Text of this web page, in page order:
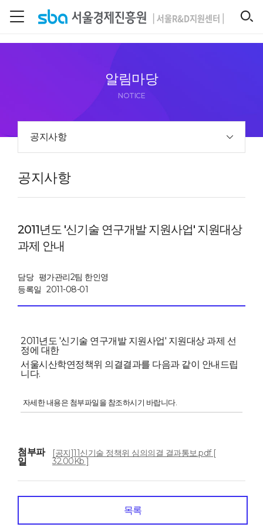
알림마당
NOTICE
공지사항
공지사항
2011년도 '신기술 연구개발 지원사업' 지원대상
과제 안내
담당 평가관리2팀 한인영
등록일 2011-08-01
2011년도 '신기술 연구개발 지원사업' 지원대상 과제 선
정에 대한
서울시산학연정책위 의결결과를 다음과 같이 안내드립
니다.
자세한 내용은 첨부파일을 참조하시기 바랍니다.
첨부파
일
[공지]11신기술 정책위 심의의결 결과통보.pdf [
32.00Kb ]
목록